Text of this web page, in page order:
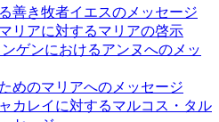
善き牧者イエスのメッセージ
リアに対するマリアの啓示
ゲンにおけるアンヌへのメッ
めのマリアへのメッセージ
カレイに対するマルコス・タル